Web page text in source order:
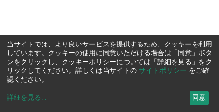
当サイトでは、より良いサービスを提供するため、クッキーを利用
しています。クッキーの使用に同意いただける場合は「同意」ボタ
ンをクリックし、クッキーポリシーについては「詳細を見る」をク
リックしてください。詳しくは当サイトの サイトポリシー をご確
認ください。
詳細を見る ... 同意